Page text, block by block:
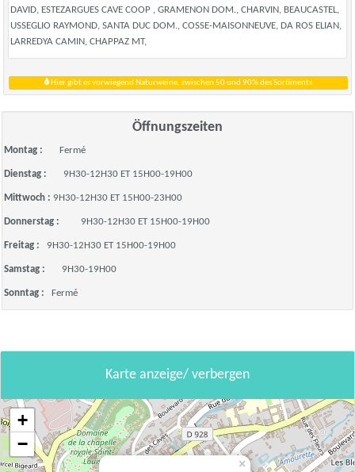
DAVID, ESTEZARGUES CAVE COOP , GRAMENON DOM., CHARVIN, BEAUCASTEL,
USSEGLIO RAYMOND, SANTA DUC DOM., COSSE-MAISONNEUVE, DA ROS ELIAN,
LARREDYA CAMIN, CHAPPAZ MT,
Hier gibt es vorwiegend Naturweine, zwischen 50 und 90% des Sortiments
Öffnungszeiten
Montag : Fermé
Dienstag : 9H30-12H30 ET 15H00-19H00
Mittwoch : 9H30-12H30 ET 15H00-23H00
Donnerstag : 9H30-12H30 ET 15H00-19H00
Freitag : 9H30-12H30 ET 15H00-19H00
Samstag : 9H30-19H00
Sonntag : Fermé
Karte anzeige/ verbergen
×
+
−